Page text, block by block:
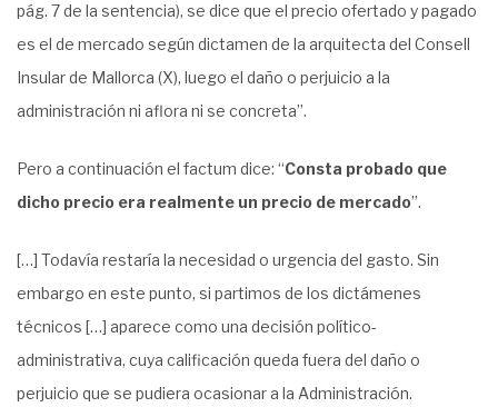
pág. 7 de la sentencia), se dice que el precio ofertado y pagado
es el de mercado según dictamen de la arquitecta del Consell
Insular de Mallorca (X), luego el daño o perjuicio a la
administración ni aflora ni se concreta”.
Pero a continuación el factum dice: “Consta probado que
dicho precio era realmente un precio de mercado”.
[…] Todavía restaría la necesidad o urgencia del gasto. Sin
embargo en este punto, si partimos de los dictámenes
técnicos […] aparece como una decisión político-
administrativa, cuya calificación queda fuera del daño o
perjuicio que se pudiera ocasionar a la Administración.